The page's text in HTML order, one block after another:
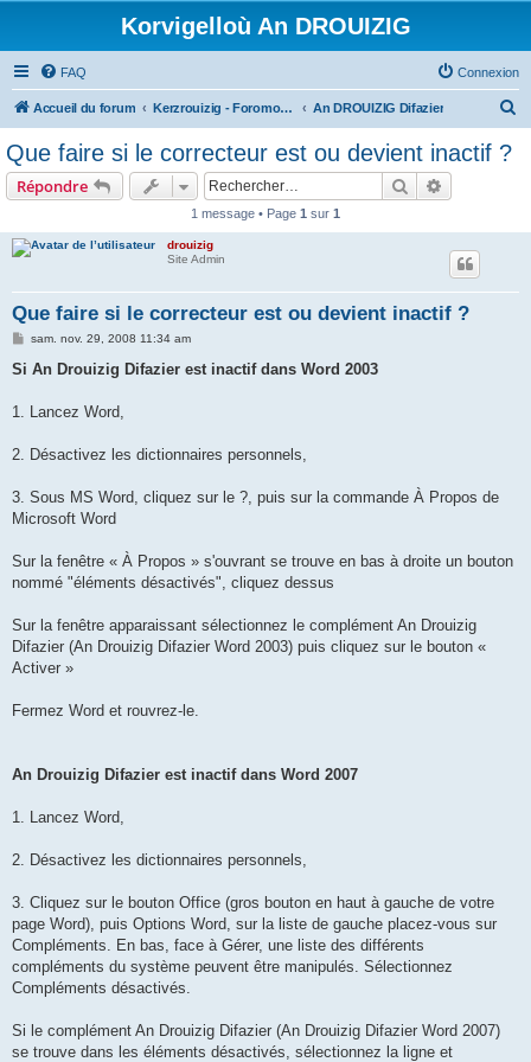
Korvigelloù An DROUIZIG
FAQ Connexion
Accueil du forum Kerzrouizig - Foromoù An Drouizig An DROUIZIG Difazier
Que faire si le correcteur est ou devient inactif ?
Répondre Rechercher
1 message • Page 1 sur 1
drouizig
Site Admin
Que faire si le correcteur est ou devient inactif ?
M
s
g
sam. nov. 29, 2008 11:34 am
Si An Drouizig Difazier est inactif dans Word 2003
1. Lancez Word,
2. Désactivez les dictionnaires personnels,
3. Sous MS Word, cliquez sur le ?, puis sur la commande À Propos de
Microsoft Word
Sur la fenêtre « À Propos » s'ouvrant se trouve en bas à droite un bouton
nommé "éléments désactivés", cliquez dessus
Sur la fenêtre apparaissant sélectionnez le complément An Drouizig
Difazier (An Drouizig Difazier Word 2003) puis cliquez sur le bouton «
Activer »
Fermez Word et rouvrez-le.
An Drouizig Difazier est inactif dans Word 2007
1. Lancez Word,
2. Désactivez les dictionnaires personnels,
3. Cliquez sur le bouton Office (gros bouton en haut à gauche de votre
page Word), puis Options Word, sur la liste de gauche placez-vous sur
Compléments. En bas, face à Gérer, une liste des différents
compléments du système peuvent être manipulés. Sélectionnez
Compléments désactivés.
Si le complément An Drouizig Difazier (An Drouizig Difazier Word 2007)
se trouve dans les éléments désactivés, sélectionnez la ligne et